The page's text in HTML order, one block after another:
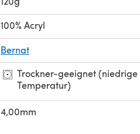
100% Acryl
Bernat
Trockner-geeignet (niedrige
Temperatur)
4,00mm